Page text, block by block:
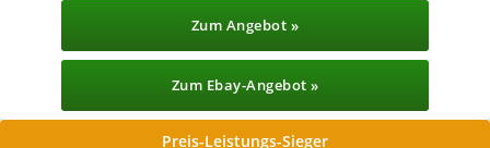
Zum Angebot »
Zum Ebay-Angebot »
Preis-Leistungs-Sieger